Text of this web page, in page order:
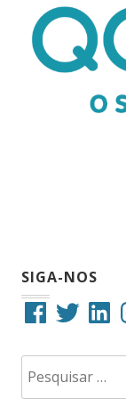
SIGA-NOS
FacebookTwitter
por: